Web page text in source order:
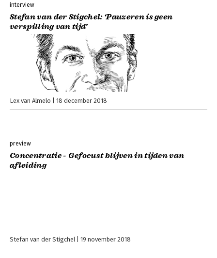
interview
Stefan van der Stigchel: ‘Pauzeren is geen
verspilling van tijd’
Lex van Almelo 18 december 2018
preview
Concentratie - Gefocust blijven in tijden van
afleiding
Stefan van der Stigchel 19 november 2018